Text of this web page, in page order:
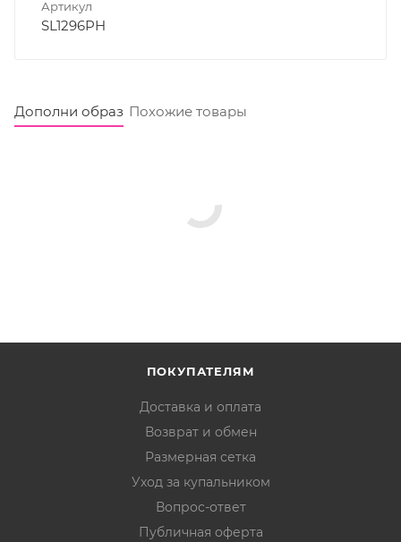
Артикул
SL1296PH
Дополни образ Похожие товары
ПОКУПАТЕЛЯМ
Доставка и оплата
Возврат и обмен
Размерная сетка
Уход за купальником
Вопрос-ответ
Публичная оферта